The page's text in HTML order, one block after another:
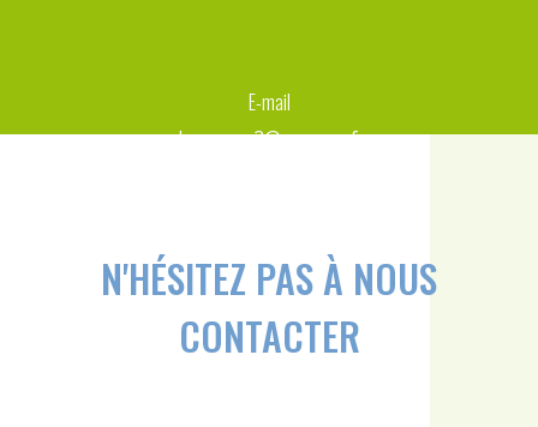
E-mail
d-capron2@orange.fr
N'HÉSITEZ PAS À NOUS
CONTACTER